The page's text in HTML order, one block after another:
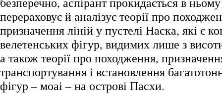
перераховує й аналізує теорії про
призначення ліній у пустелі Наска, які є
велетенських фігур, видимих лише з
а також теорії про походження,
транспортування і встановлення
фігур – моаі – на острові Пасхи.